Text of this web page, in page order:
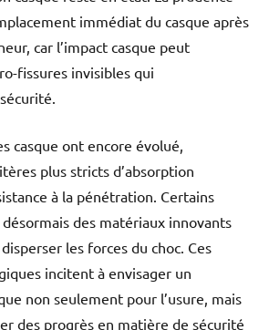
immédiat du casque après
car l’impact casque peut
fissures invisibles qui
casque ont encore évolué,
plus stricts d’absorption
à la pénétration. Certains
des matériaux innovants
les forces du choc. Ces
incitent à envisager un
non seulement pour l’usure, mais
des progrès en matière de sécurité